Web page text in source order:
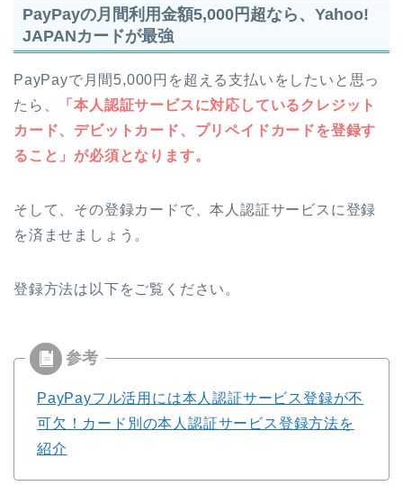
PayPayの月間利用金額5,000円超なら、Yahoo!
JAPANカードが最強
PayPayで月間5,000円を超える支払いをしたいと思っ
たら、
「本人認証サービスに対応しているクレジット
カード、デビットカード、プリペイドカードを登録す
ること」が必須となります。
そして、その登録カードで、本人認証サービスに登録
を済ませましょう。
登録方法は以下をご覧ください。
PayPayフル活用には本人認証サービス登録が不
可欠！カード別の本人認証サービス登録方法を
紹介